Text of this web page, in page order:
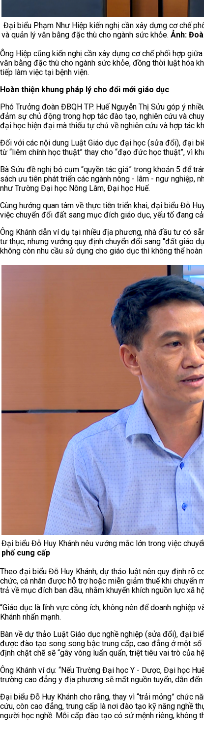
Đại biểu Phạm Như Hiệp kiến nghị cần xây dựng cơ chế
và quản lý văn bằng đặc thù cho ngành sức khỏe. Ảnh:
Ông Hiệp cũng kiến nghị cần xây dựng cơ chế phối hợp
văn bằng đặc thù cho ngành sức khỏe, đồng thời luật hóa
tiếp làm việc tại bệnh viện.
Hoàn thiện khung pháp lý cho đổi mới giáo dục
Phó Trưởng đoàn ĐBQH TP. Huế Nguyễn Thị Sửu góp ý
đảm sự chủ động trong hợp tác đào tạo, nghiên cứu và
đại học hiện đại mà thiếu tự chủ về nghiên cứu và hợp tác
Đối với các nội dung Luật Giáo dục đại học (sửa đổi), đại
từ “liêm chính học thuật” thay cho “đạo đức học thuật”, vì
Bà Sửu đề nghị bỏ cụm “quyền tác giả” trong khoản 5 để
sách ưu tiên phát triển các ngành nông - lâm - ngư nghiệp,
như Trường Đại học Nông Lâm, Đại học Huế.
Cùng hướng quan tâm về thực tiễn triển khai, đại biểu Đỗ
việc chuyển đổi đất sang mục đích giáo dục, yếu tố đang
Ông Khánh dẫn ví dụ tại nhiều địa phương, nhà đầu tư có
tư thục, nhưng vướng quy định chuyển đổi sang “đất giáo
không còn nhu cầu sử dụng cho giáo dục thì không thể
Đại biểu Đỗ Huy Khánh nêu vướng mắc lớn trong việc
phố cung cấp
Theo đại biểu Đỗ Huy Khánh, dự thảo luật nên quy định rõ
chức, cá nhân được hỗ trợ hoặc miễn giảm thuế khi
trả về mục đích ban đầu, nhằm khuyến khích nguồn lực xã
“Giáo dục là lĩnh vực công ích, không nên để doanh nghiệp
Khánh nhấn mạnh.
Bàn về dự thảo Luật Giáo dục nghề nghiệp (sửa đổi), đại
được đào tạo song song bậc trung cấp, cao đẳng ở một số
định chặt chẽ sẽ “gây vòng luẩn quẩn, triệt tiêu vai trò của
Ông Khánh ví dụ: “Nếu Trường Đại học Y - Dược, Đại học
trường cao đẳng y địa phương sẽ mất nguồn tuyển, dẫn
Đại biểu Đỗ Huy Khánh cho rằng, thay vì “trải mỏng” chức
cứu, còn cao đẳng, trung cấp là nơi đào tạo kỹ năng nghề
người học nghề. Mỗi cấp đào tạo có sứ mệnh riêng, không